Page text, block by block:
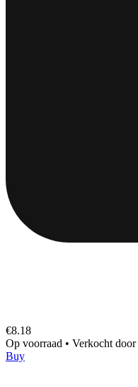
€8.18
Op voorraad • Verkocht door
Buy